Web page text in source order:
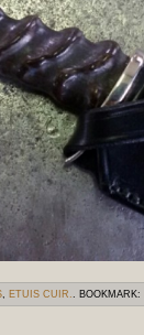
, ETUIS CUIR.. BOOKMARK: